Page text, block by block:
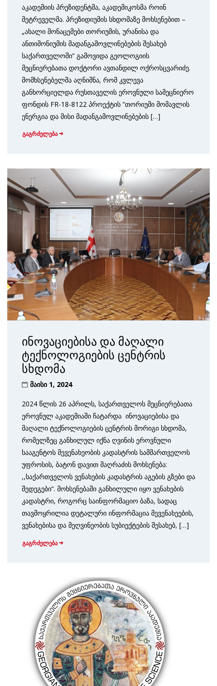
აკადემიის პრეზიდენტმა, აკადემიკოსმა როინ
მეტრეველმა. პრეზიდიუმის სხდომაზე მოხსენებით –
„ახალი მონაცემები თორიუმის, ურანისა და
ანთიმონიუმის მადანგამოვლინებების შესახებ
საქართველოში“ გამოვიდა გეოლოგიის
მეცნიერებათა დოქტორი ავთანდილ ოქროსცვარიძე.
მომხსენებელმა აღნიშნა, რომ კვლევა
განხორციელდა რუსთაველის ეროვნული სამეც­ნიერო
ფონდის FR-18-8122 პროექტის “თორიუმი მომავლის
ენერგია და მისი მადანგამოვლი­ნებების […]
გაგრძელება
ინოვაციებისა და მაღალი
ტექნოლოგიების ცენტრის
სხდომა
მაისი 1, 2024
2024 წლის 26 აპრილს, საქართველოს მეცნიერებათა
ეროვნულ აკადემიაში ჩატარდა ინოვაციებისა და
მაღალი ტექნოლოგიების ცენტრის მორიგი სხდომა,
რომელზეც განხილულ იქნა ღვინის ეროვნული
სააგენტოს მევენახეობის კადასტრის სამმართველოს
უფროსის, ბატონ დავით მაღრაძის მოხსენება:
,,საქართველოს ვენახების კადასტრის აგების გზები და
შედეგები“. მოხსენებაში განხილული იყო ვენახების
კადასტრი, როგორც საინფორმაციო ბაზა, სადაც
თავმოყრილია დეტალური ინფორმაცია მევენახეების,
ვენახებისა და მეღვინეობის სუბიექტების შესახებ, […]
გაგრძელება